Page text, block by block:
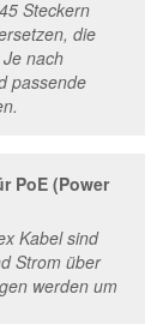
Steckern
die
nach
passende
PoE (Power
Kabel sind
Strom über
werden um